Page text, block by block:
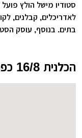
לאדריכלים, קבלנים,
בתים. בנוסף, עוסק
הכלנית 16/8 כפר סבא